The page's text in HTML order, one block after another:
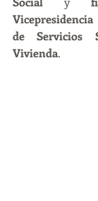
de Servicios
Vivienda.